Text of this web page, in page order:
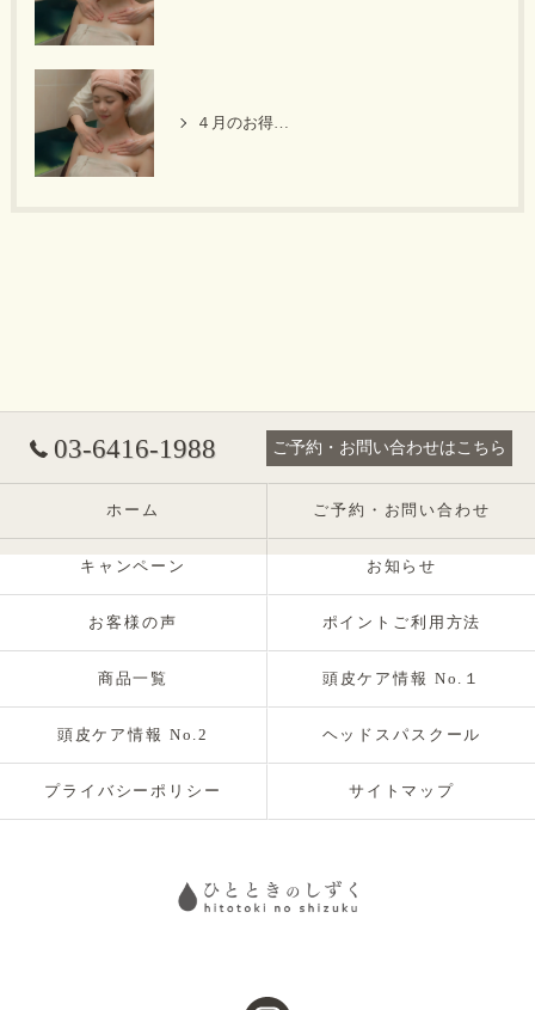
４月のお得なキャンペーン
03-6416-1988 ご予約・お問い合わせはこちら
ホーム ご予約・お問い合わせ
キャンペーン お知らせ
お客様の声 ポイントご利用方法
商品一覧 頭皮ケア情報 No.１
頭皮ケア情報 No.2 ヘッドスパスクール
プライバシーポリシー サイトマップ